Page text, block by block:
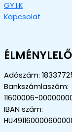
GY.I.K
Kapcsolat
Adószám:
Bankszámlaszám:
11600006-
IBAN szám: